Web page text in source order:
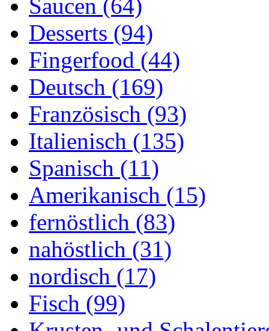
Saucen (64)
Desserts (94)
Fingerfood (44)
Deutsch (169)
Französisch (93)
Italienisch (135)
Spanisch (11)
Amerikanisch (15)
fernöstlich (83)
nahöstlich (31)
nordisch (17)
Fisch (99)